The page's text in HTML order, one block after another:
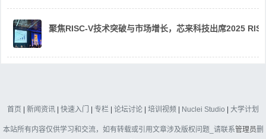
聚焦RISC-V技术突破与市场增长，芯来科技出席2025
首页 新闻资讯 快速入门 专栏 论坛讨论 培训视频 Nuclei Studio 大学计划
本站所有内容仅供学习和交流，如有转载或引用文章涉及版权问题_请联系管理员删